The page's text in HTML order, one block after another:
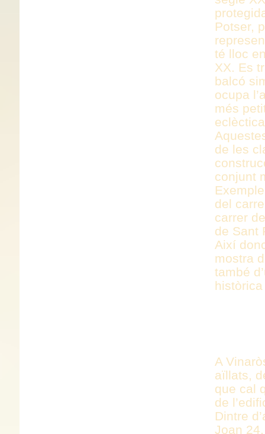
Potser,
té lloc
XX. Es
balcó
ocupa
més
de les
conjunt
del
carrer
de Sant
Així
mostra
també
A
aïllats,
que cal
de
Dintre
Joan